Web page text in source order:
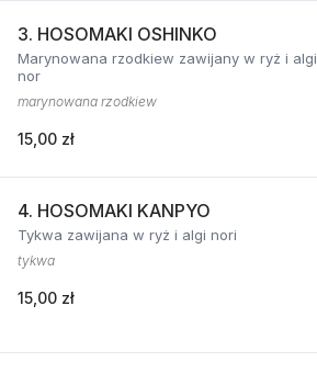
3. HOSOMAKI OSHINKO
Marynowana rzodkiew zawijany w ryż i algi
nor
marynowana rzodkiew
15,00 zł
4. HOSOMAKI KANPYO
Tykwa zawijana w ryż i algi nori
tykwa
15,00 zł